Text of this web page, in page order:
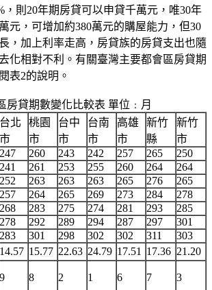
，則20年期房貸可以申貸千萬元，唯30年
元，可增加約380萬元的購屋能力，但30
，加上利率走高，房貸族的房貸支出也隨
化相對不利。有關臺灣主要都會區房貸期
表2的說明。
房貸期數變化比較表 單位﹕月
台北
市
桃園
市
台中
市
台南
市
高雄
市
新竹
縣
新竹
市
247 260 243 242 257 265
250
241 261 253 255 260 264
264
252 263 263 263 265 276
265
257 264 265 269 273 284
278
268 283 275 274 281 293
285
278 292 289 294 287 297
301
283 301 298 302 302 311
303
14.57 15.77 22.63 24.79 17.51 17.36 21.20
9 8 2 1 6 7 3